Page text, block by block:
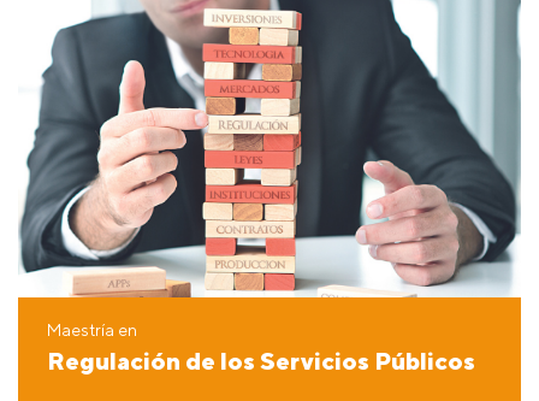
Maestría en
Regulación de los Servicios Públicos